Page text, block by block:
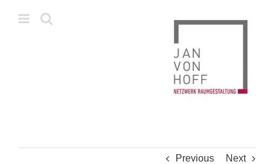
Previous Next